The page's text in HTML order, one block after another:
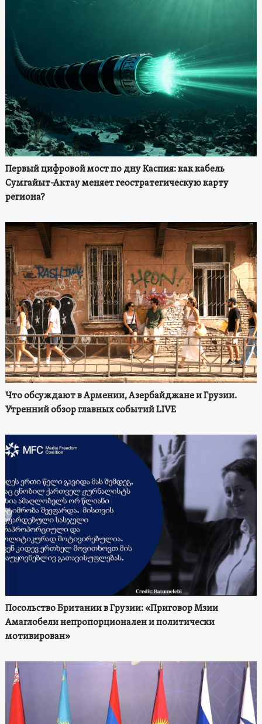
Первый цифровой мост по дну Каспия: как кабель
Сумгайыт-Актау меняет геостратегическую карту
региона?
Что обсуждают в Армении, Азербайджане и Грузии.
Утренний обзор главных событий LIVE
Посольство Британии в Грузии: «Приговор Мзии
Амаглобели непропорционален и политически
мотивирован»